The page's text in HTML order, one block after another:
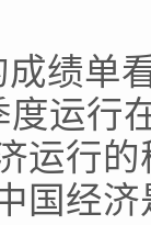
绩单
运行
运行
国经